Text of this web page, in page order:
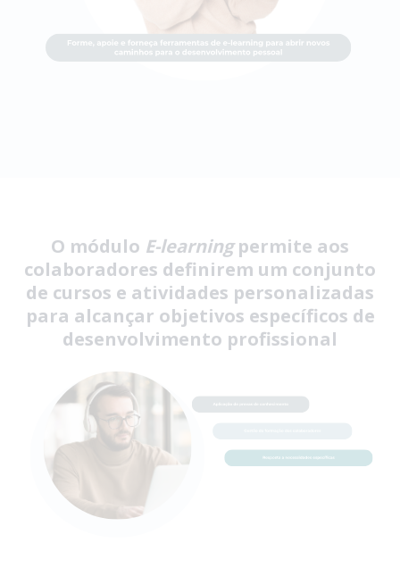
O módulo E-learningpermite aos
colaboradores definirem um conjunto
de cursos e atividades personalizadas
para alcançar objetivos específicos de
desenvolvimento profissional